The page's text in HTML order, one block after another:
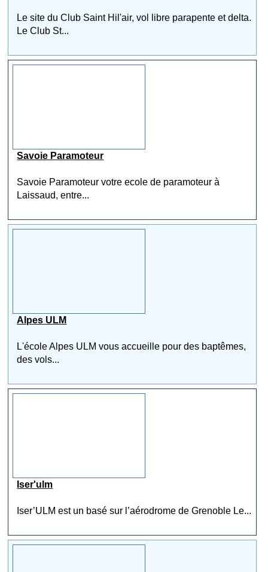
Le site du Club Saint Hil'air, vol libre parapente et delta.
Le Club St...
Savoie Paramoteur
Savoie Paramoteur votre ecole de paramoteur à
Laissaud, entre...
Alpes ULM
L'école Alpes ULM vous accueille pour des baptêmes,
des vols...
Iser'ulm
Iser’ULM est un basé sur l’aérodrome de Grenoble Le...